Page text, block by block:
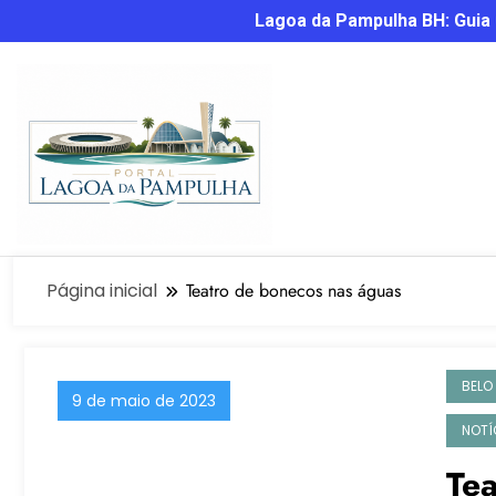
Lagoa da Pampulha BH:
Página inicial Teatro de bonecos nas águas
9 de maio de 2023